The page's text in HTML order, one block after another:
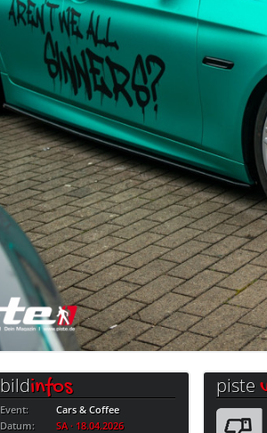
bildinfos
Event:
Cars & Coffee
Datum:
SA · 18.04.2026
piste